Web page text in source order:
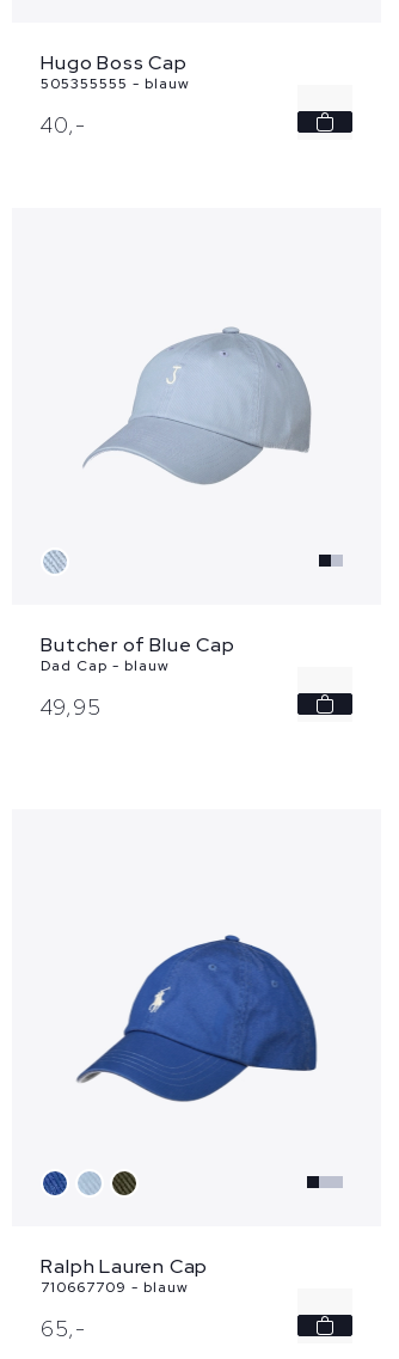
Hugo Boss Cap
505355555 - blauw
40,- -
Butcher of Blue Cap
Dad Cap - blauw
49,95 -
Ralph Lauren Cap
710667709 - blauw
65,- -